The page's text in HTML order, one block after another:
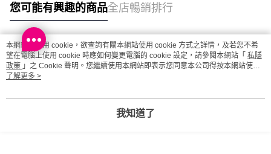
您可能有興趣的商品全店暢銷排行
熱門標籤
熱銷排行
本網站中使用 cookie，欲查詢有關本網站使用 cookie 方式之詳情，及若您不希
望在電腦上使用 cookie 時應如何變更電腦的 cookie 設定，請參閱本網站「 私隱
政策 」之 Cookie 聲明。您繼續使用本網站即表示您同意本公司得按本網站使用
條款之 Cookie 聲明使用 cookie。
了解更多 >
我知道了